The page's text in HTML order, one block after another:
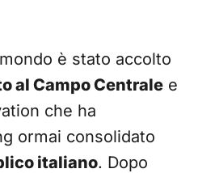
è stato accolto
al Campo Centrale e
che ha
ormai consolidato
italiano. Dopo